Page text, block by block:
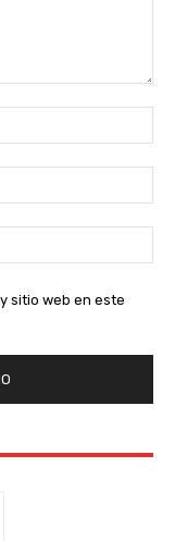
sitio web en este